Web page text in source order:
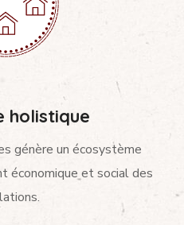
holistique
génère un écosystème
économique et social des